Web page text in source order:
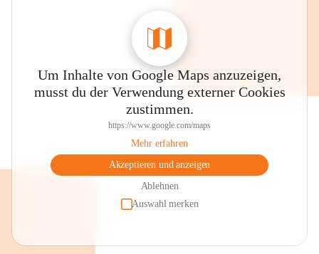
Um Inhalte von Google Maps anzuzeigen,
musst du der Verwendung externer Cookies
zustimmen.
https://www.google.com/maps
Mehr erfahren
Akzeptieren und anzeigen
Ablehnen
Auswahl merken